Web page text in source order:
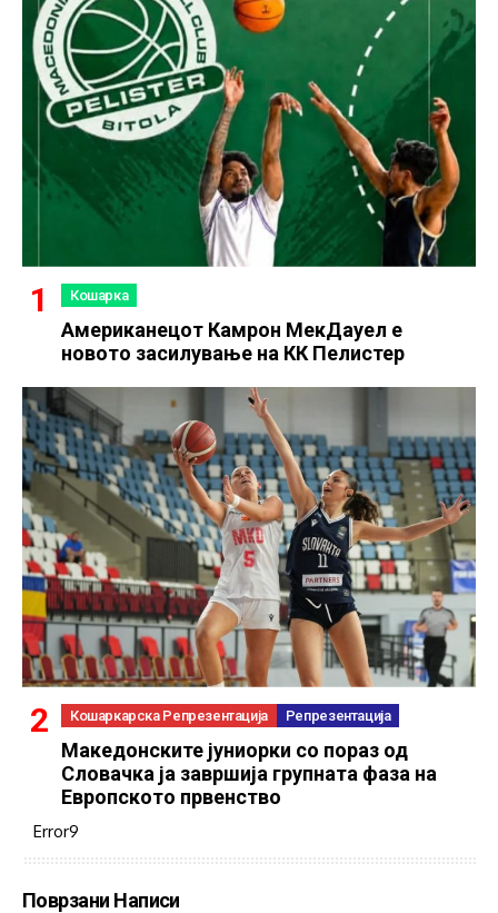
Кошарка
Американецот Камрон МекДауел е
новото засилување на КК Пелистер
Кошаркарска Репрезентација Репрезентација
Македонските јуниорки со пораз од
Словачка ја завршија групната фаза на
Европското првенство
Error9
Поврзани Написи